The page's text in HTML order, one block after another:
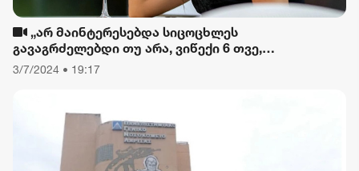
„არ მაინტერესებდა სიცოცხლეს
გავაგრძელებდი თუ არა, ვიწექი 6 თვე,
დავიწყებული მქონდა კვება, ფიზიკური მოძრაობა“
3/7/2024 • 19:17